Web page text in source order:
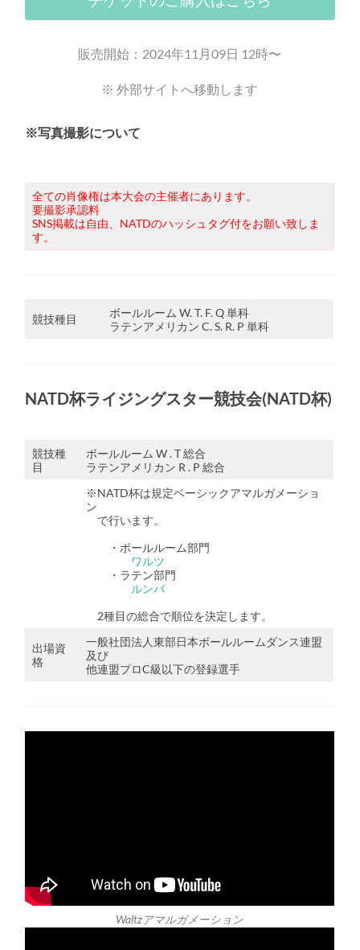
販売開始：2024年11月09日 12時〜
※ 外部サイトへ移動します
※写真撮影について
全ての肖像権は本大会の主催者にあります。
要撮影承認料
SNS掲載は自由、NATDのハッシュタグ付をお願い致しま
す。
競技種目
ボールルーム W. T. F. Q 単科
ラテンアメリカン C. S. R. P 単科
NATD杯ライジングスター競技会(NATD杯)
競技種
目
ボールルーム W . T 総合
ラテンアメリカン R . P 総合
※NATD杯は規定ベーシックアマルガメーショ
ン
で行います。
・ボールルーム部門
ワルツ
・ラテン部門
ルンバ
2種目の総合で順位を決定します。
出場資
格
一般社団法人東部日本ボールルームダンス連盟
及び
他連盟プロC級以下の登録選手
Waltzアマルガメーション